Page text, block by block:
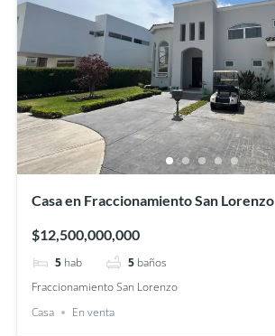
Casa en Fraccionamiento San Lorenzo
$12,500,000,000
5 hab 5 baños
Fraccionamiento San Lorenzo
Casa
En venta